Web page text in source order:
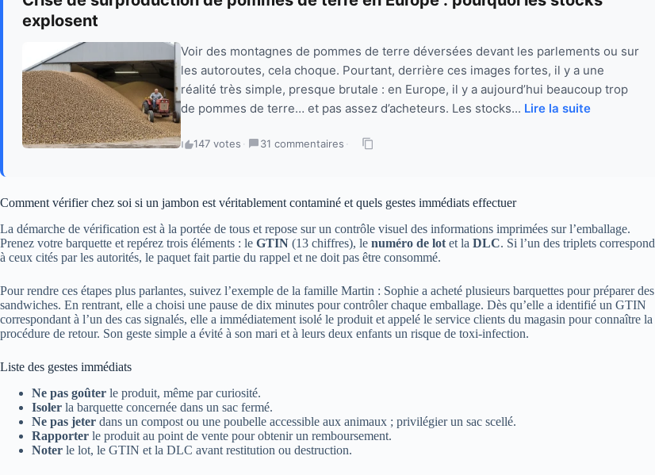
explosent
Voir des montagnes de pommes de terre déversées devant les parlements ou sur
les autoroutes, cela choque. Pourtant, derrière ces images fortes, il y a une
réalité très simple, presque brutale : en Europe, il y a aujourd’hui beaucoup trop
de pommes de terre… et pas assez d’acheteurs. Les stocks... Lire la suite
147 votes · 31 commentaires ·
Comment vérifier chez soi si un jambon est véritablement contaminé et quels gestes immédiats effectuer
La démarche de vérification est à la portée de tous et repose sur un contrôle visuel des informations imprimées sur l’emballage.
Prenez votre barquette et repérez trois éléments : le GTIN (13 chiffres), le numéro de lot et la DLC. Si l’un des triplets correspond
à ceux cités par les autorités, le paquet fait partie du rappel et ne doit pas être consommé.
Pour rendre ces étapes plus parlantes, suivez l’exemple de la famille Martin : Sophie a acheté plusieurs barquettes pour préparer des
sandwiches. En rentrant, elle a choisi une pause de dix minutes pour contrôler chaque emballage. Dès qu’elle a identifié un GTIN
correspondant à l’un des cas signalés, elle a immédiatement isolé le produit et appelé le service clients du magasin pour connaître la
procédure de retour. Son geste simple a évité à son mari et à leurs deux enfants un risque de toxi-infection.
Liste des gestes immédiats
Ne pas goûter le produit, même par curiosité.
Isoler la barquette concernée dans un sac fermé.
Ne pas jeter dans un compost ou une poubelle accessible aux animaux ; privilégier un sac scellé.
Rapporter le produit au point de vente pour obtenir un remboursement.
Noter le lot, le GTIN et la DLC avant restitution ou destruction.